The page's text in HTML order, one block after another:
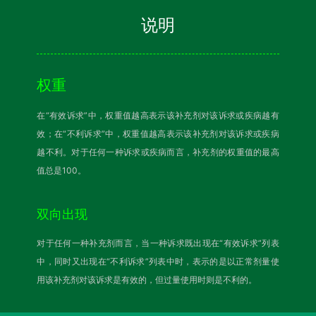
说明
权重
在“有效诉求”中，权重值越高表示该补充剂对该诉求或疾病越有
效；在“不利诉求”中，权重值越高表示该补充剂对该诉求或疾病
越不利。对于任何一种诉求或疾病而言，补充剂的权重值的最高
值总是100。
双向出现
对于任何一种补充剂而言，当一种诉求既出现在“有效诉求”列表
中，同时又出现在“不利诉求”列表中时，表示的是以正常剂量使
用该补充剂对该诉求是有效的，但过量使用时则是不利的。